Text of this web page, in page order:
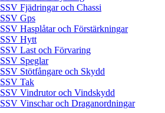
SSV Fjädringar och Chassi
SSV Gps
SSV Hasplåtar och Förstärkningar
SSV Hytt
SSV Last och Förvaring
SSV Speglar
SSV Stötfångare och Skydd
SSV Tak
SSV Vindrutor och Vindskydd
SSV Vinschar och Draganordningar